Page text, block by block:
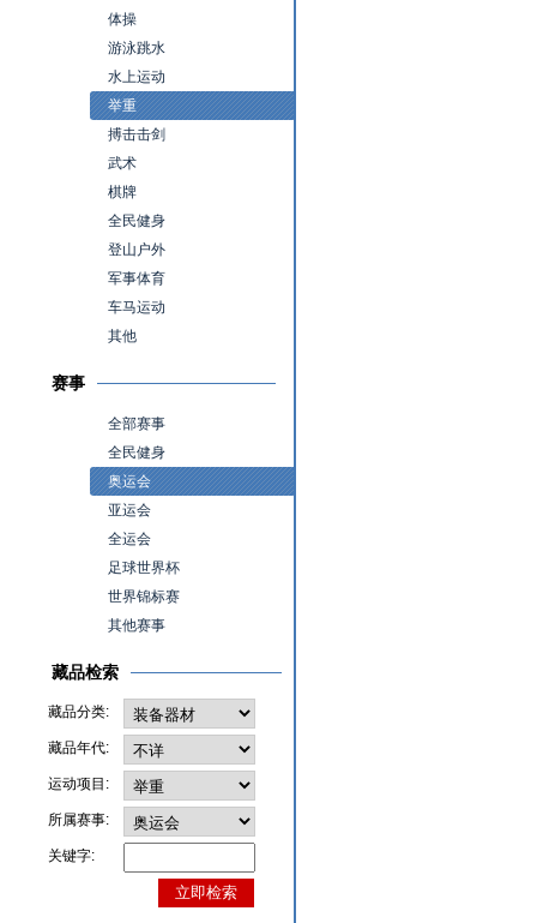
体操
游泳跳水
水上运动
举重
搏击击剑
武术
棋牌
全民健身
登山户外
军事体育
车马运动
其他
赛事
全部赛事
全民健身
奥运会
亚运会
全运会
足球世界杯
世界锦标赛
其他赛事
藏品检索
藏品分类:
藏品年代:
运动项目:
所属赛事:
关键字: